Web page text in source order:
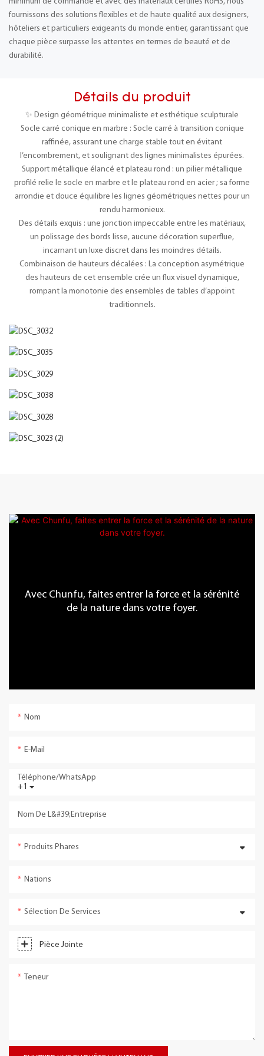
fournissons des solutions flexibles et de haute qualité aux designers,
hôteliers et particuliers exigeants du monde entier, garantissant que
chaque pièce surpasse les attentes en termes de beauté et de
durabilité.
Détails du produit
✨ Design géométrique minimaliste et esthétique sculpturale
Socle carré conique en marbre : Socle carré à transition conique
raffinée, assurant une charge stable tout en évitant
l’encombrement, et soulignant des lignes minimalistes épurées.
Support métallique élancé et plateau rond : un pilier métallique
profilé relie le socle en marbre et le plateau rond en acier ; sa forme
arrondie et douce équilibre les lignes géométriques nettes pour un
rendu harmonieux.
Des détails exquis : une jonction impeccable entre les matériaux,
un polissage des bords lisse, aucune décoration superflue,
incarnant un luxe discret dans les moindres détails.
Combinaison de hauteurs décalées : La conception asymétrique
des hauteurs de cet ensemble crée un flux visuel dynamique,
rompant la monotonie des ensembles de tables d’appoint
traditionnels.
Avec Chunfu, faites entrer la force et la sérénité
de la nature dans votre foyer.
Nom
E-Mail
+1
Téléphone/WhatsApp
Nom De L&#39;entreprise
Produits Phares
Nations
Sélection De Services
Pièce Jointe
Teneur